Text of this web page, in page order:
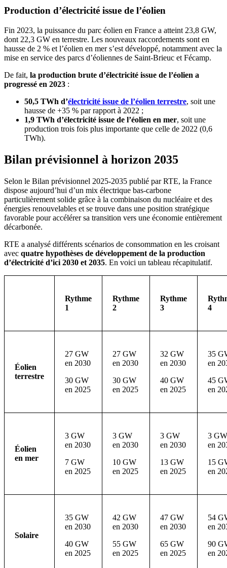
Production d’électricité issue de l’éolien
Fin 2023, la puissance du parc éolien en France a atteint 23,8 GW,
dont 22,3 GW en terrestre. Les nouveaux raccordements sont en
hausse de 2 % et l’éolien en mer s’est développé, notamment avec la
mise en service des parcs d’éoliennes de Saint-Brieuc et Fécamp.
De fait, la production brute d’électricité issue de l’éolien a
progressé en 2023 :
50,5 TWh d’électricité issue de l’éolien terrestre, soit une
hausse de +35 % par rapport à 2022 ;
1,9 TWh d’électricité issue de l’éolien en mer, soit une
production trois fois plus importante que celle de 2022 (0,6
TWh).
Bilan prévisionnel à horizon 2035
Selon le Bilan prévisionnel 2025-2035 publié par RTE, la France
dispose aujourd’hui d’un mix électrique bas-carbone
particulièrement solide grâce à la combinaison du nucléaire et des
énergies renouvelables et se trouve dans une position stratégique
favorable pour accélérer sa transition vers une économie entièrement
décarbonée.
RTE a analysé différents scénarios de consommation en les croisant
avec quatre hypothèses de développement de la production
d’électricité d’ici 2030 et 2035. En voici un tableau récapitulatif.
Rythme
1
Rythme
2
Rythme
3
4
Éolien
terrestre
27 GW
en 2030
30 GW
en 2025
27 GW
en 2030
30 GW
en 2025
32 GW
en 2030
40 GW
en 2025
35
en
45
en
Éolien
en mer
3 GW
en 2030
7 GW
en 2025
3 GW
en 2030
10 GW
en 2025
3 GW
en 2030
13 GW
en 2025
3 GW
en
15
en
Solaire
35 GW
en 2030
40 GW
en 2025
42 GW
en 2030
55 GW
en 2025
47 GW
en 2030
65 GW
en 2025
54
en
90
en